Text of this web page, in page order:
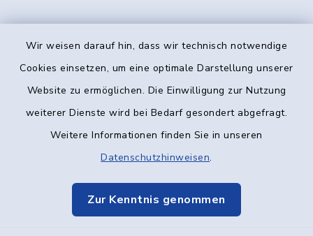
Wir weisen darauf hin, dass wir technisch notwendige
Cookies einsetzen, um eine optimale Darstellung unserer
Website zu ermöglichen. Die Einwilligung zur Nutzung
weiterer Dienste wird bei Bedarf gesondert abgefragt.
Weitere Informationen finden Sie in unseren
Datenschutzhinweisen.
Zur Kenntnis genommen
Kontakt
Datenschutz
Elektronische Kommunikation